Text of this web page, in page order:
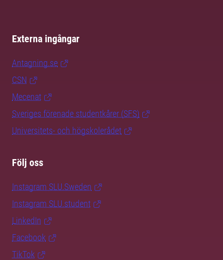
Externa ingångar
Antagning.se
CSN
Mecenat
Sveriges förenade studentkårer (SFS)
Universitets- och högskolerådet
Följ oss
Instagram SLU.Sweden
Instagram SLU.student
LinkedIn
Facebook
TikTok